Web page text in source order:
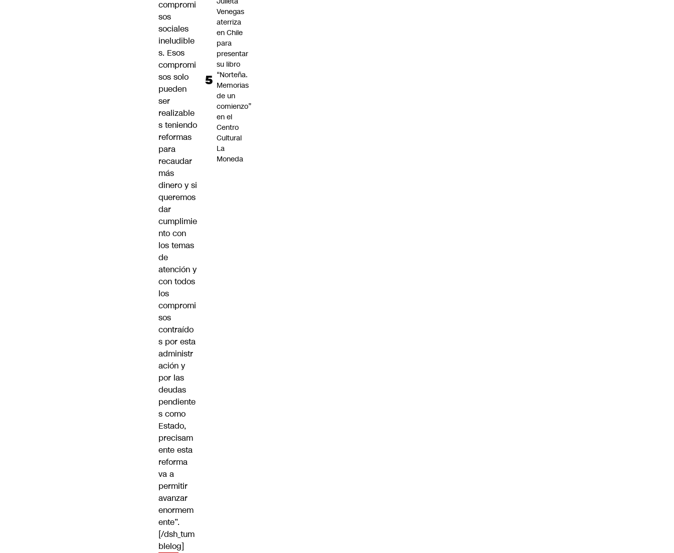
compromi
sos
sociales
ineludible
s. Esos
compromi
sos solo
pueden
ser
realizable
s teniendo
reformas
para
recaudar
más
dinero y si
queremos
dar
cumplimie
nto con
los temas
de
atención y
con todos
los
compromi
sos
contraído
s por esta
administr
ación y
por las
deudas
pendiente
s como
Estado,
precisam
ente esta
reforma
va a
permitir
avanzar
enormem
ente”.
[/dsh_tum
blelog]
Venegas
aterriza
en Chile
para
presentar
su libro
“Norteña.
Memorias
de un
comienzo”
en el
Centro
Cultural
La
Moneda